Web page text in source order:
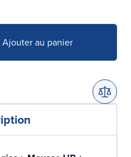
Ajouter au panier